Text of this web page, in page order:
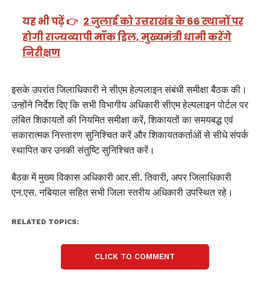
यह भी पढ़ें 👉 2 जुलाई को उत्तराखंड के 66 स्थानों पर
होगी राज्यव्यापी मॉक ड्रिल, मुख्यमंत्री धामी करेंगे
निरीक्षण
इसके उपरांत जिलाधिकारी ने सीएम हेल्पलाइन संबंधी समीक्षा बैठक की।
उन्होंने निर्देश दिए कि सभी विभागीय अधिकारी सीएम हेल्पलाइन पोर्टल पर
लंबित शिकायतों की नियमित समीक्षा करें, शिकायतों का समयबद्ध एवं
सकारात्मक निस्तारण सुनिश्चित करें और शिकायतकर्ताओं से सीधे संपर्क
स्थापित कर उनकी संतुष्टि सुनिश्चित करें।
बैठक में मुख्य विकास अधिकारी आर.सी. तिवारी, अपर जिलाधिकारी
एन.एस. नबियाल सहित सभी जिला स्तरीय अधिकारी उपस्थित रहे।
RELATED TOPICS:
CLICK TO COMMENT